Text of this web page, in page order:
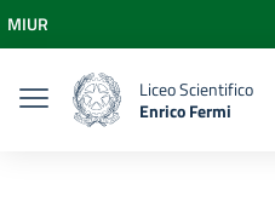
Vai al menu di navigazione
Vai al footer
MIUR
Liceo Scientifico
Enrico Fermi